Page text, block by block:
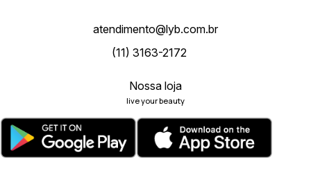
atendimento@lyb.com.br
(11) 3163-2172
Nossa loja
live your beauty